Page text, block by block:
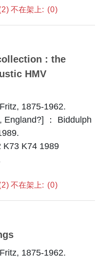
2 不在架上: 0
: the
HMV
1875-1962.
England?] ： Biddulph
K73 K74 1989
2 不在架上: 0
1875-1962.